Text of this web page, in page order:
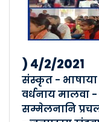
) ४/२/२०२१
संस्कृत - भाषाया
वर्धनाय मालवा
सम्मेलनानि